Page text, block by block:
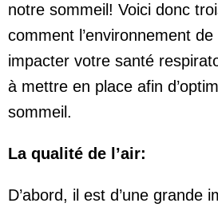
notre sommeil! Voici donc
comment l’environnement
impacter votre santé
à mettre en place afin
sommeil.
La qualité de l’air:
D’abord, il est d’une grande